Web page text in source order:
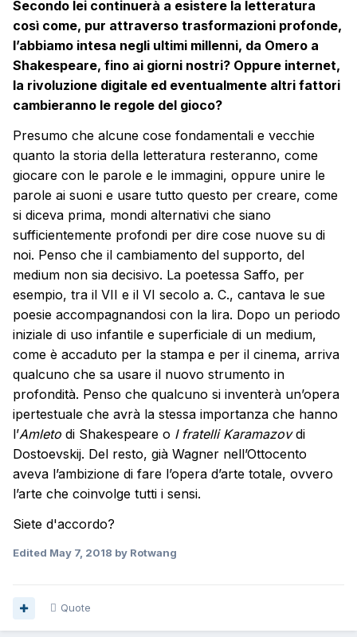
Secondo lei continuerà a esistere la letteratura
così come, pur attraverso trasformazioni profonde,
l’abbiamo intesa negli ultimi millenni, da Omero a
Shakespeare, fino ai giorni nostri? Oppure internet,
la rivoluzione digitale ed eventualmente altri fattori
cambieranno le regole del gioco?
Presumo che alcune cose fondamentali e vecchie
quanto la storia della letteratura resteranno, come
giocare con le parole e le immagini, oppure unire le
parole ai suoni e usare tutto questo per creare, come
si diceva prima, mondi alternativi che siano
sufficientemente profondi per dire cose nuove su di
noi. Penso che il cambiamento del supporto, del
medium non sia decisivo. La poetessa Saffo, per
esempio, tra il VII e il VI secolo a. C., cantava le sue
poesie accompagnandosi con la lira. Dopo un periodo
iniziale di uso infantile e superficiale di un medium,
come è accaduto per la stampa e per il cinema, arriva
qualcuno che sa usare il nuovo strumento in
profondità. Penso che qualcuno si inventerà un’opera
ipertestuale che avrà la stessa importanza che hanno
l’Amleto di Shakespeare o I fratelli Karamazovdi
Dostoevskij. Del resto, già Wagner nell’Ottocento
aveva l’ambizione di fare l’opera d’arte totale, ovvero
l’arte che coinvolge tutti i sensi.
Siete d'accordo?
Edited May 7, 2018 by Rotwang
Quote